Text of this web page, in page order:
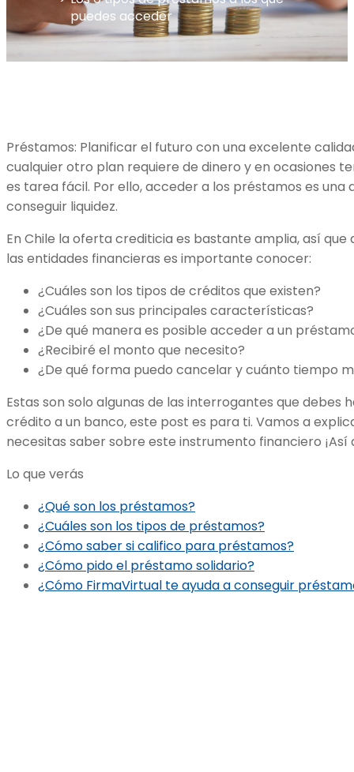
puedes acceder
Préstamos: Planificar el futuro con una excelente
cualquier otro plan requiere de dinero y en ocasiones
es tarea fácil. Por ello, acceder a los préstamos es
conseguir liquidez.
En Chile la oferta crediticia es bastante amplia, así
las entidades financieras es importante conocer:
¿Cuáles son los tipos de créditos que existen?
¿Cuáles son sus principales características?
¿De qué manera es posible acceder a un
¿Recibiré el monto que necesito?
¿De qué forma puedo cancelar y cuánto tiempo
Estas son solo algunas de las interrogantes que debes
crédito a un banco, este post es para ti. Vamos a
necesitas saber sobre este instrumento financiero ¡Así
Lo que verás
¿Qué son los préstamos?
¿Cuáles son los tipos de préstamos?
¿Cómo saber si califico para préstamos?
¿Cómo pido el préstamo solidario?
¿Cómo FirmaVirtual te ayuda a conseguir